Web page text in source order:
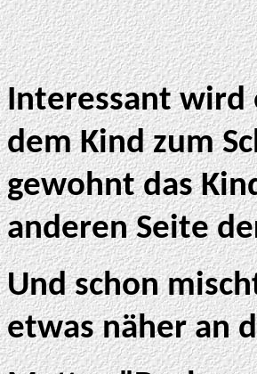
Interessant wird
dem Kind zum
gewohnt das
anderen Seite
Und schon
etwas näher an